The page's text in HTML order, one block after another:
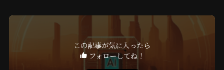
この記事が気に入ったら
フォローしてね！